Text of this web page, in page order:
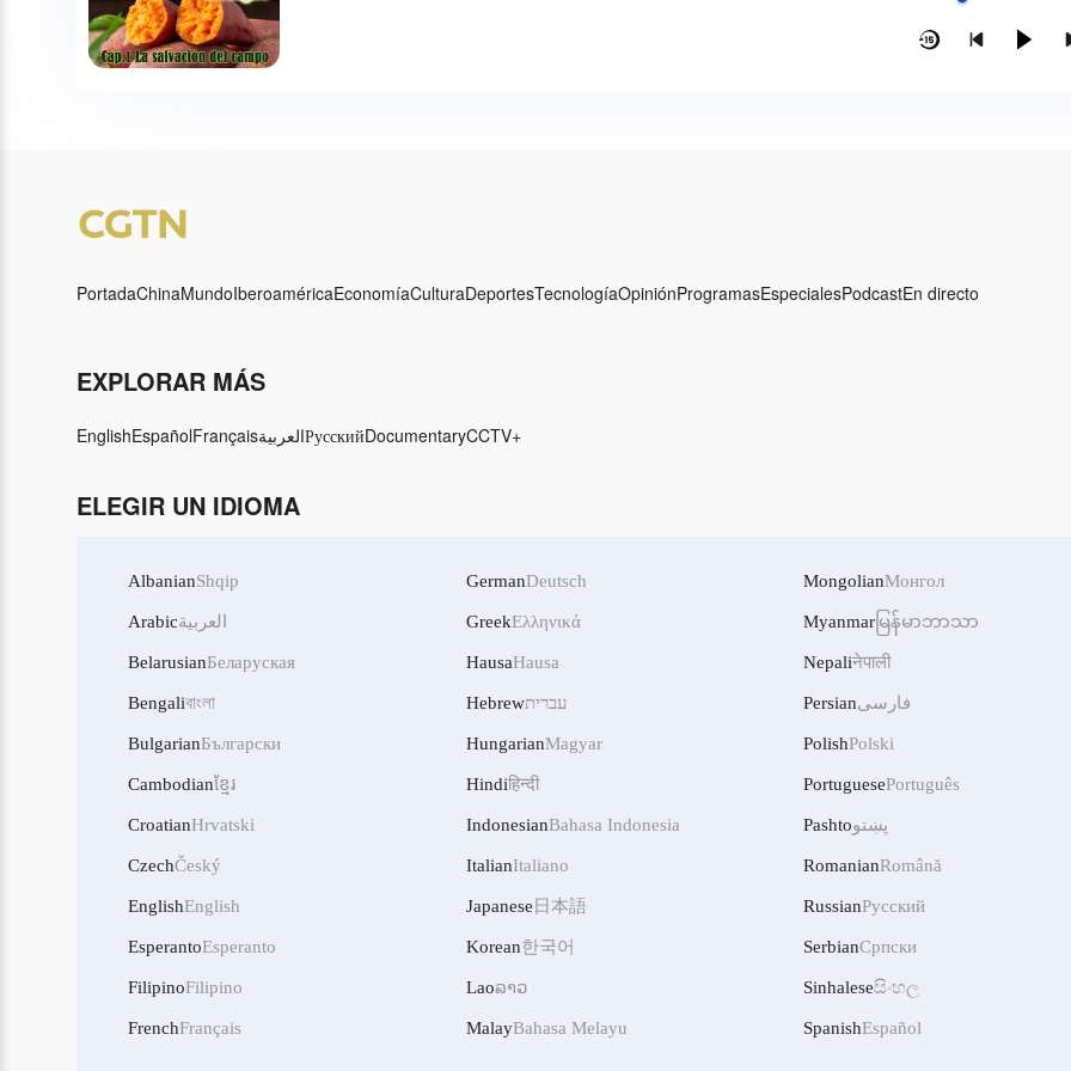
PortadaChinaMundoIberoaméricaEconomíaCulturaDeportesTecnologíaOpiniónProgramasEspecialesPodcastEn directo
EXPLORAR MÁS
EnglishEspañolFrançaisالعربيةРусскийDocumentaryCCTV+
ELEGIR UN IDIOMA
AlbanianShqip
Arabicالعربية
BelarusianБеларуская
Bengaliবাংলা
BulgarianБългарски
Cambodianខ្មែរ
CroatianHrvatski
CzechČeský
EnglishEnglish
EsperantoEsperanto
FilipinoFilipino
FrenchFrançais
GermanDeutsch
GreekΕλληνικά
HausaHausa
Hebrewעברית
HungarianMagyar
Hindiहिन्दी
IndonesianBahasa Indonesia
ItalianItaliano
Japanese 日本語
Korean한국어
Laoລາວ
MalayBahasa Melayu
MongolianМонгол
Myanmar မြန်မာဘာသာ
Nepaliनेपाली
Persianفارسی
PolishPolski
PortuguesePortuguês
Pashtoپښتو
RomanianRomână
RussianРусский
SerbianСрпски
Sinhaleseසිංහල
SpanishEspañol